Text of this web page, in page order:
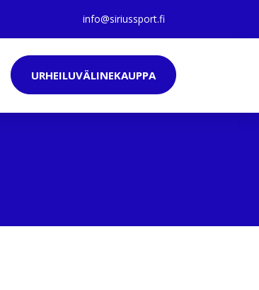
info@siriussport.fi
URHEILUVÄLINEKAUPPA